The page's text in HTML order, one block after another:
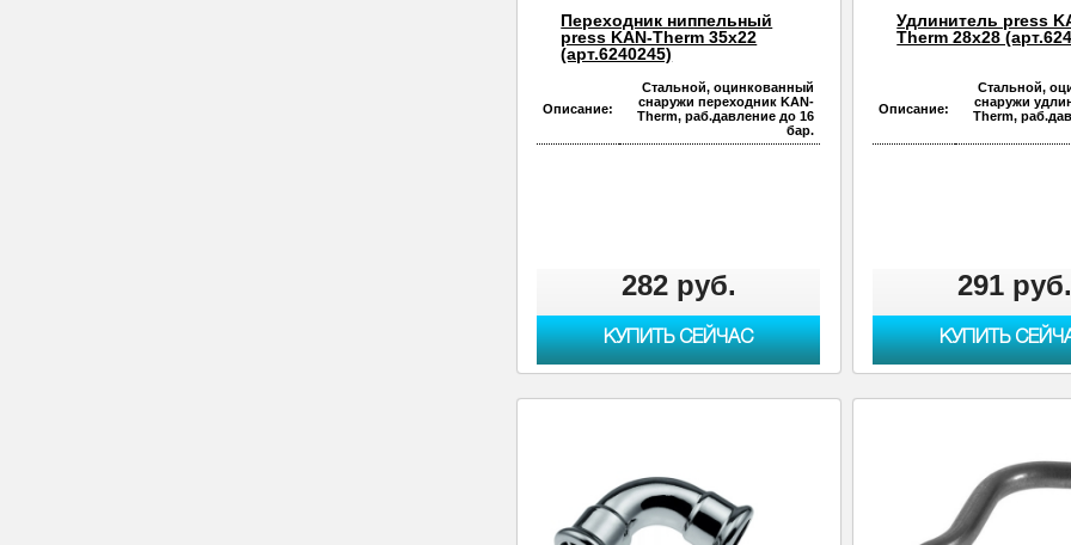
Переходник ниппельный
press KAN-Therm 35х22
(арт.6240245)
Описание:
Стальной, оцинкованный
снаружи переходник KAN-
Therm, раб.давление до 16
бар.
282 руб.
КУПИТЬ СЕЙЧАС
Удлинитель press
Therm 28х28
Описание:
Стальной,
снаружи
Therm,
291 руб.
КУПИТЬ